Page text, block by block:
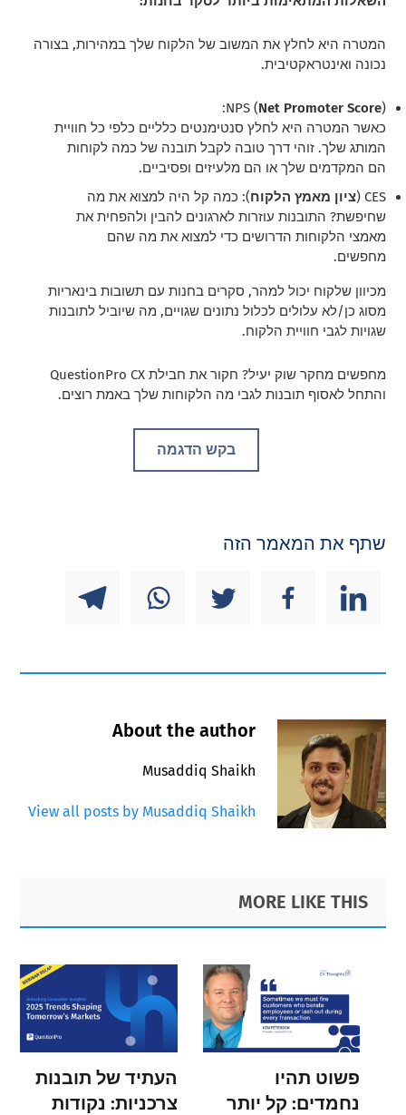
המטרה היא לחלץ את המשוב של הלקוח שלך במהירות, בצורה
נכונה ואינטראקטיבית.
NPS (Net Promoter Score):
כאשר המטרה היא לחלץ סנטימנטים כלליים כלפי כל חוויית
המותג שלך. זוהי דרך טובה לקבל תובנה של כמה לקוחות
הם המקדמים שלך או הם מלעיזים ופסיביים.
CES ( ציון מאמץ הלקוח): כמה קל היה למצוא את מה
שחיפשת? התובנות עוזרות לארגונים להבין ולהפחית את
מאמצי הלקוחות הדרושים כדי למצוא את מה שהם
מחפשים.
מכיוון שלקוח יכול למהר, סקרים בחנות עם תשובות בינאריות
מסוג כן/לא עלולים לכלול נתונים שגויים, מה שיוביל לתובנות
שגויות לגבי חוויית הלקוח.
מחפשים מחקר שוק יעיל? חקור את חבילת QuestionPro CX
והתחל לאסוף תובנות לגבי מה הלקוחות שלך באמת רוצים.
בקש הדגמה
שתף את המאמר הזה
About the author
Musaddiq Shaikh
View all posts by Musaddiq Shaikh
Primary
Sidebar
Footer
MORE LIKE THIS
פשוט תהיו
נחמדים: קל יותר
העתיד של תובנות
צרכניות: נקודות